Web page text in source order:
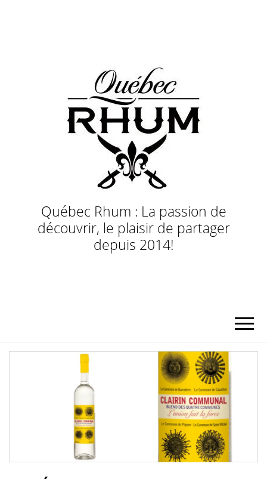
Québec Rhum : La passion de
découvrir, le plaisir de partager
depuis 2014!